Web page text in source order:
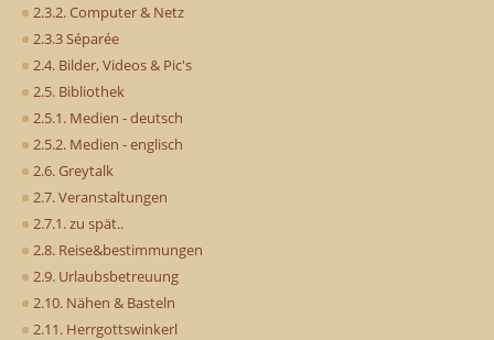
2.3.2. Computer & Netz
2.3.3 Séparée
2.4. Bilder, Videos & Pic's
2.5. Bibliothek
2.5.1. Medien - deutsch
2.5.2. Medien - englisch
2.6. Greytalk
2.7. Veranstaltungen
2.7.1. zu spät..
2.8. Reise&bestimmungen
2.9. Urlaubsbetreuung
2.10. Nähen & Basteln
2.11. Herrgottswinkerl